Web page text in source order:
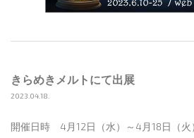
きらめきメルトにて出展
2023.04.18.
開催日時 4月12日（水）～4月18日（火